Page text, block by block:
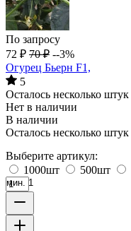
По запросу
72 ₽ 70 ₽ --3%
Огурец Бьерн F1,
5
Осталось несколько штук
Нет в наличии
В наличии
Осталось несколько штук
Выберите артикул:
1000шт
500шт
мин. 1